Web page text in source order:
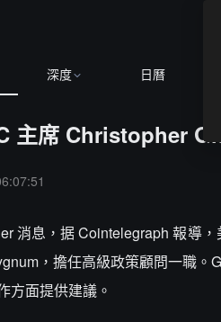
深度 日曆
主席 Christopher
消息，据 Cointelegraph 報導
，擔任高級政策顧問一職
方面提供建議。